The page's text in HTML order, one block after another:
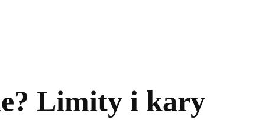
Limity i kary